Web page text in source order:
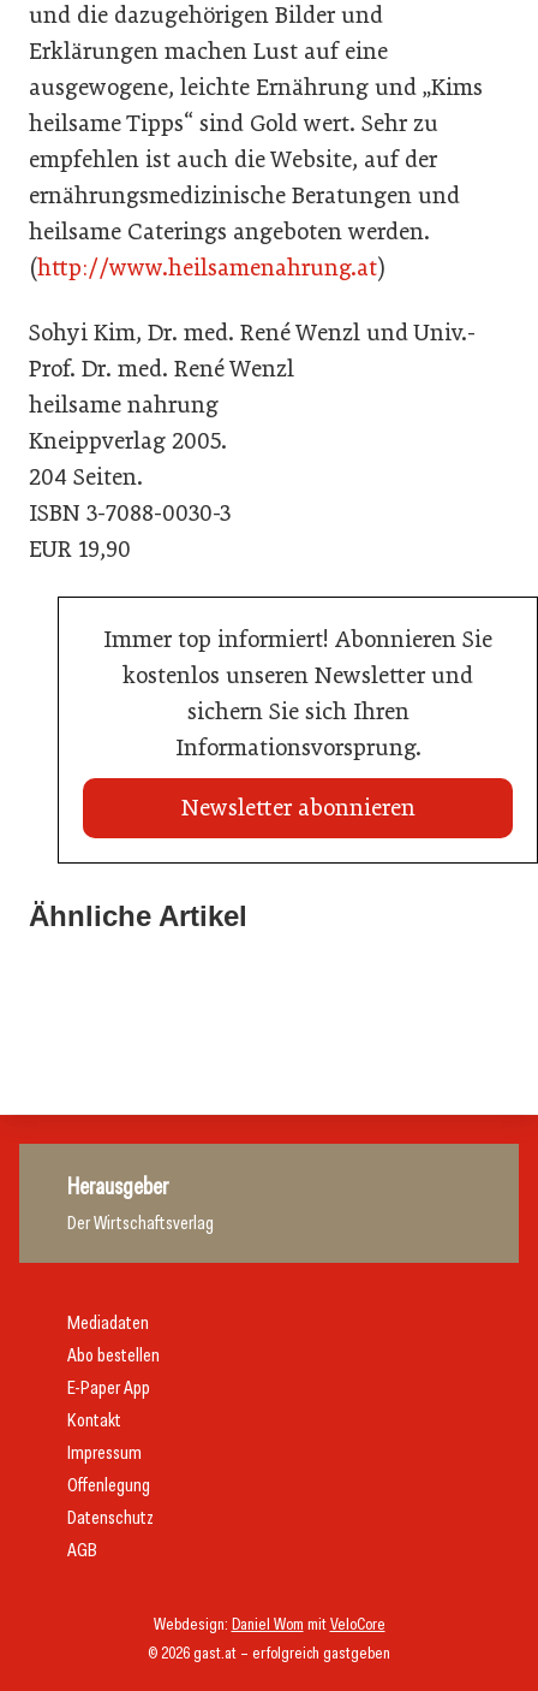
und die dazugehörigen Bilder und
Erklärungen machen Lust auf eine
ausgewogene, leichte Ernährung und „Kims
heilsame Tipps“ sind Gold wert. Sehr zu
empfehlen ist auch die Website, auf der
ernährungsmedizinische Beratungen und
heilsame Caterings angeboten werden.
(http://www.heilsamenahrung.at)
Sohyi Kim, Dr. med. René Wenzl und Univ.-
Prof. Dr. med. René Wenzl
heilsame nahrung
Kneippverlag 2005.
204 Seiten.
ISBN 3-7088-0030-3
EUR 19,90
Immer top informiert! Abonnieren Sie
kostenlos unseren Newsletter und
sichern Sie sich Ihren
Informationsvorsprung.
Newsletter abonnieren
Ähnliche Artikel
20. Juli 2026
Radisson ersetzt Bestpreisgarantie durch
Herausgeber
Der Wirtschaftsverlag
© 2026 gast.at – erfolgreich gastgeben
Webdesign: Daniel Wom mitVeloCore
Mediadaten
Abo bestellen
E-Paper App
Kontakt
Impressum
Offenlegung
Datenschutz
AGB